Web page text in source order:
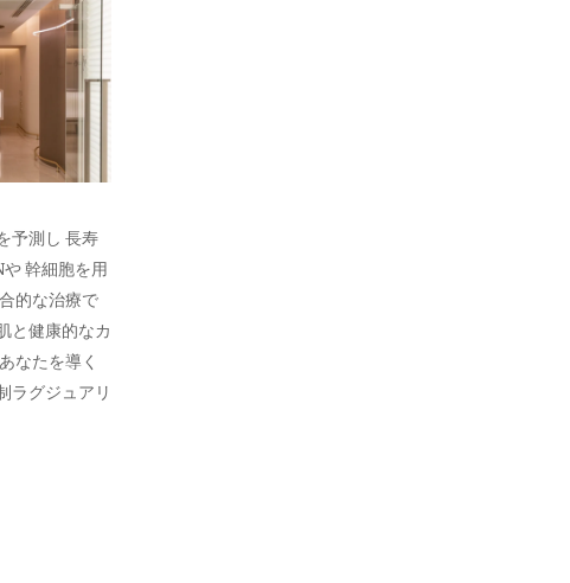
予測し 長寿
幹細胞を用
的な治療で
と健康的なカ
なたを導く
ラグジュアリ